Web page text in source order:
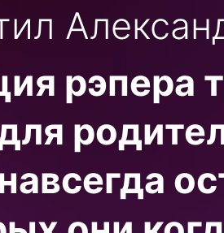
рэпера